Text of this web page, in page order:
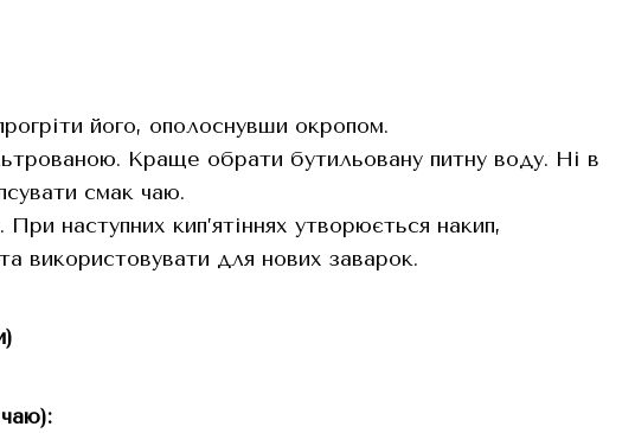
його, ополоснувши окропом.
Краще обрати бутильовану питну воду. Ні в
смак чаю.
наступних кип’ятіннях утворюється накип,
використовувати для нових заварок.